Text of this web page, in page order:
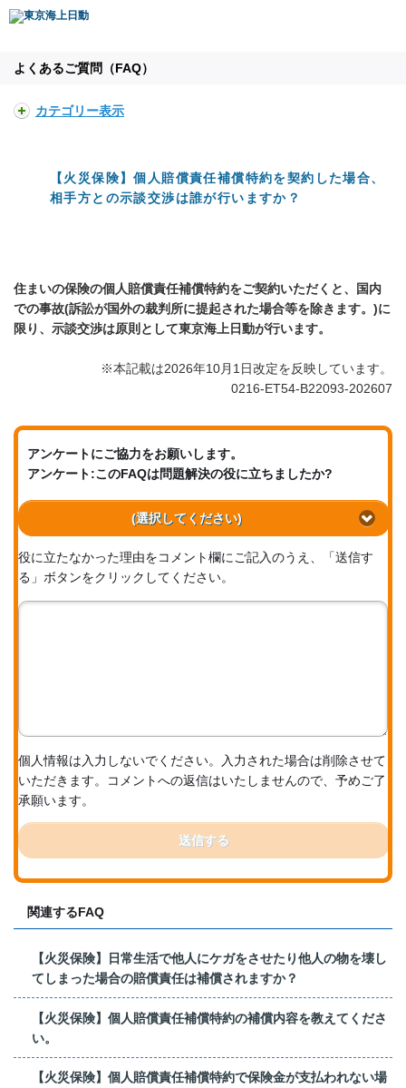
よくあるご質問（FAQ）
カテゴリー表示
【火災保険】個人賠償責任補償特約を契約した場合、
相手方との示談交渉は誰が行いますか？
住まいの保険の個人賠償責任補償特約をご契約いただくと、国内
での事故(訴訟が国外の裁判所に提起された場合等を除きます。)に
限り、示談交渉は原則として東京海上日動が行います。
※本記載は2026年10月1日改定を反映しています。
0216-ET54-B22093-202607
アンケートにご協力をお願いします。
アンケート:このFAQは問題解決の役に立ちましたか?
(選択してください)
役に立たなかった理由をコメント欄にご記入のうえ、「送信す
る」ボタンをクリックしてください。
個人情報は入力しないでください。入力された場合は削除させて
いただきます。コメントへの返信はいたしませんので、予めご了
承願います。
送信する
関連するFAQ
【火災保険】日常生活で他人にケガをさせたり他人の物を壊し
てしまった場合の賠償責任は補償されますか？
【火災保険】個人賠償責任補償特約の補償内容を教えてくださ
い。
【火災保険】個人賠償責任補償特約で保険金が支払われない場